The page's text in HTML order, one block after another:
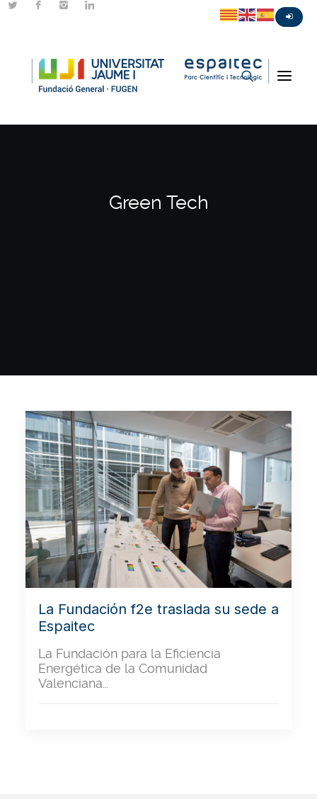
Green Tech
La Fundación f2e traslada su sede a
Espaitec
La Fundación para la Eficiencia
Energética de la Comunidad
Valenciana…